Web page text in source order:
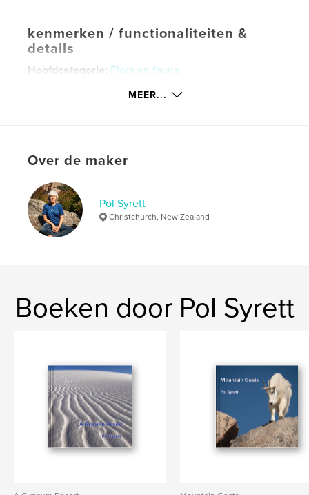
kenmerken / functionaliteiten &
details
Hoofdcategorie: Flora en fauna
Aanvullende categorieën Kunst & Fotografie
TaalEnglish
Trefwoorden
succession California
Lava Beds
MEER...
Over de maker
Pol Syrett
Christchurch, New Zealand
Boeken door Pol Syrett